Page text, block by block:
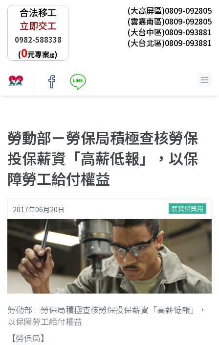
合法移工
立即交工
0982-588338
(0元專案起)
(大高屏區)0809-092805
(雲嘉南區)0809-092805
(大台中區)0809-093881
(大台北區)0809-093881
首頁 最新消息
勞動部－勞保局積極查核勞保
投保薪資「高薪低報」，以保
障勞工給付權益
2017年06月20日 薪資與費用
勞動部－勞保局積極查核勞保投保薪資「高薪低報」，
以保障勞工給付權益
【勞保局】